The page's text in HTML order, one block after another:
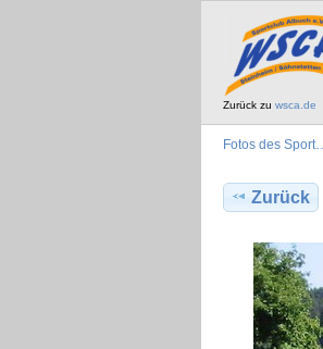
Zurück zu wsca.de
Fotos des Sport…
Zurück